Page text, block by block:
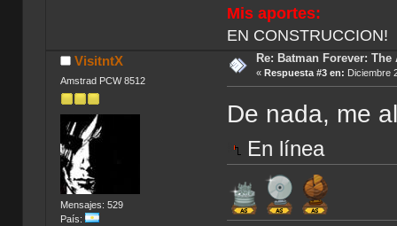
Mis aportes:
EN CONSTRUCCION!
VisitntX
Amstrad PCW 8512
Mensajes: 529
País:
Re: Batman Forever: The
« Respuesta #3 en: Diciembre
De nada, me
En línea